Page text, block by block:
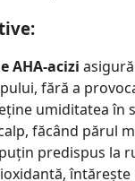
AHA-acizi
fără a
umiditatea în
făcând părul
predispus la
întărește